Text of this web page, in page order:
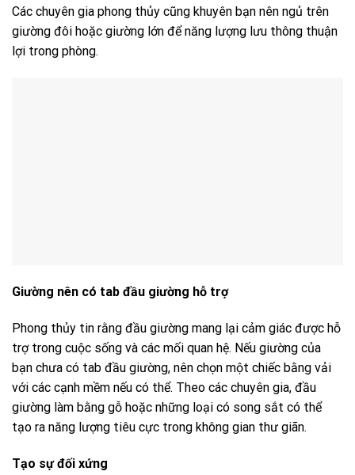
Các chuyên gia phong thủy cũng khuyên bạn nên ngủ trên
giường đôi hoặc giường lớn để năng lượng lưu thông thuận
lợi trong phòng.
Giường nên có tab đầu giường hỗ trợ
Phong thủy tin rằng đầu giường mang lại cảm giác được hỗ
trợ trong cuộc sống và các mối quan hệ. Nếu giường của
bạn chưa có tab đầu giường, nên chọn một chiếc bằng vải
với các cạnh mềm nếu có thể. Theo các chuyên gia, đầu
giường làm bằng gỗ hoặc những loại có song sắt có thể
tạo ra năng lượng tiêu cực trong không gian thư giãn.
Tạo sự đối xứng